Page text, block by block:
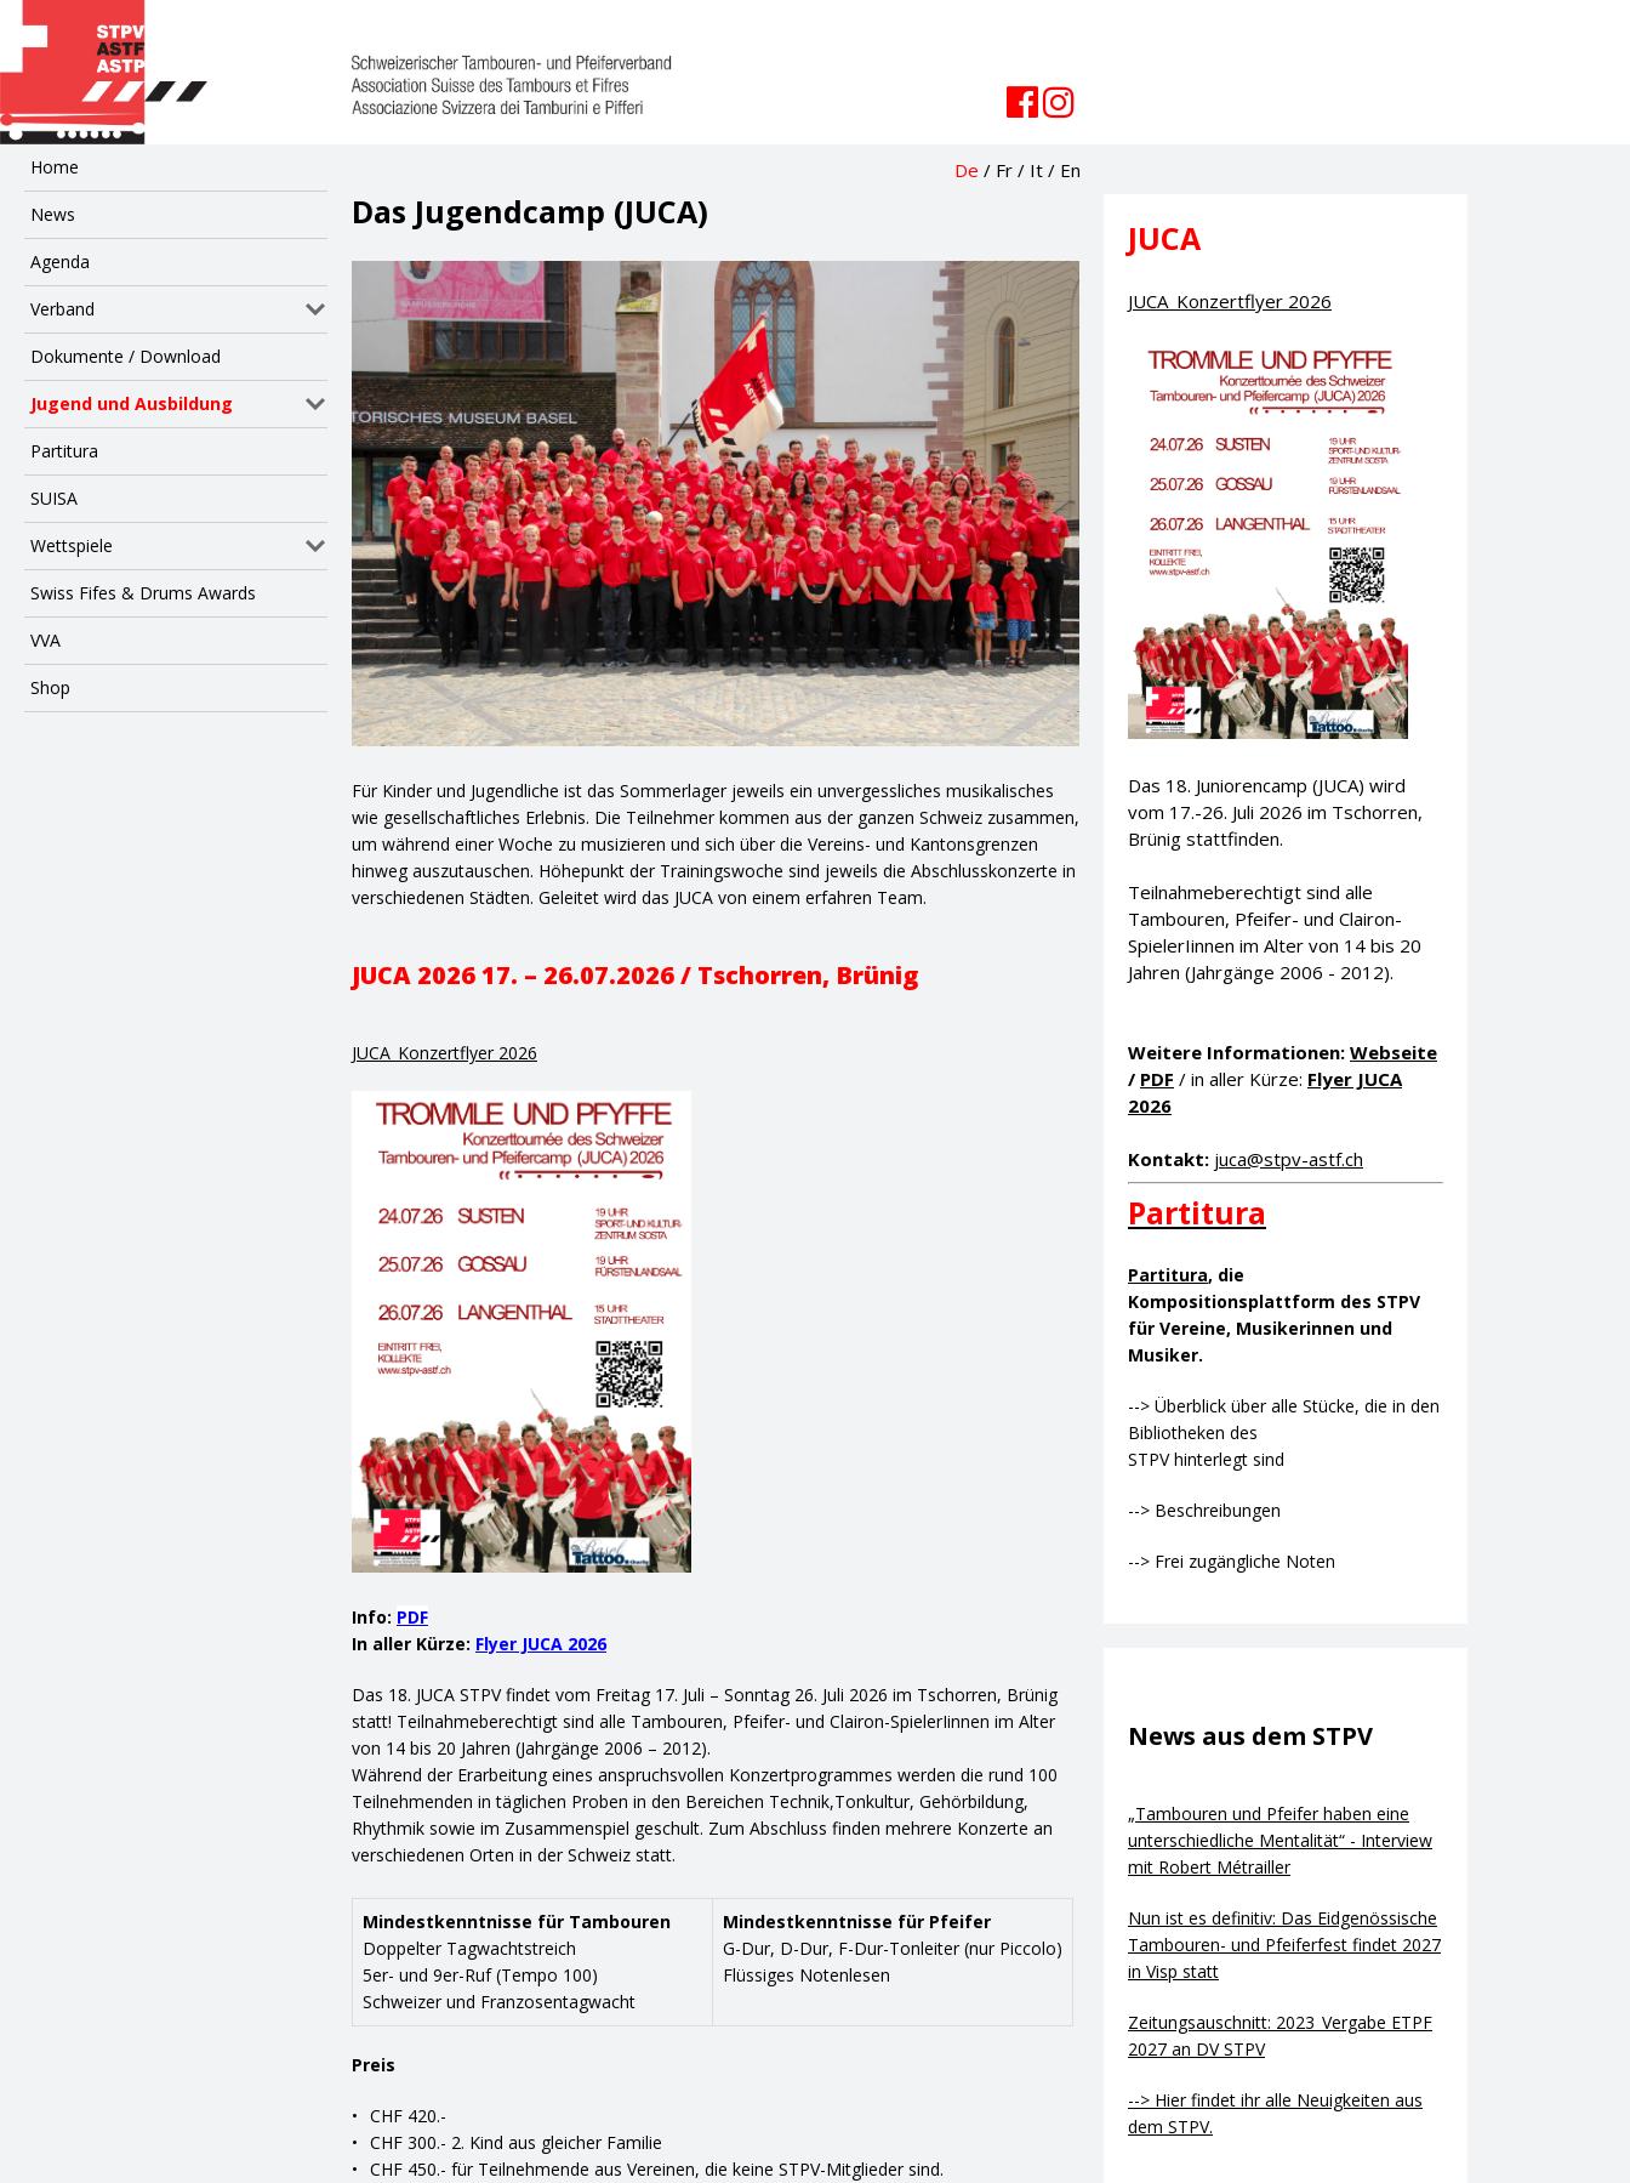
Home
News
Agenda
Verband
Dokumente / Download
Jugend und Ausbildung
Partitura
SUISA
Wettspiele
Swiss Fifes & Drums Awards
VVA
Shop
De / Fr / It / En
Das Jugendcamp (JUCA)
Für Kinder und Jugendliche ist das Sommerlager jeweils ein unvergessliches musikalisches
wie gesellschaftliches Erlebnis. Die Teilnehmer kommen aus der ganzen Schweiz zusammen,
um während einer Woche zu musizieren und sich über die Vereins- und Kantonsgrenzen
hinweg auszutauschen. Höhepunkt der Trainingswoche sind jeweils die Abschlusskonzerte in
verschiedenen Städten. Geleitet wird das JUCA von einem erfahren Team.
JUCA 2026 17. – 26.07.2026 / Tschorren, Brünig
JUCA_Konzertflyer 2026
Info: PDF
In aller Kürze: Flyer JUCA 2026
Das 18. JUCA STPV findet vom Freitag 17. Juli – Sonntag 26. Juli 2026 im Tschorren, Brünig
statt! Teilnahmeberechtigt sind alle Tambouren, Pfeifer- und Clairon-SpielerIinnen im Alter
von 14 bis 20 Jahren (Jahrgänge 2006 – 2012).
Während der Erarbeitung eines anspruchsvollen Konzertprogrammes werden die rund 100
Teilnehmenden in täglichen Proben in den Bereichen Technik,Tonkultur, Gehörbildung,
Rhythmik sowie im Zusammenspiel geschult. Zum Abschluss finden mehrere Konzerte an
verschiedenen Orten in der Schweiz statt.
Mindestkenntnisse für Tambouren
Doppelter Tagwachtstreich
5er- und 9er-Ruf (Tempo 100)
Schweizer und Franzosentagwacht
Mindestkenntnisse für Pfeifer
G-Dur, D-Dur, F-Dur-Tonleiter (nur Piccolo)
Flüssiges Notenlesen
Preis
CHF 420.-
CHF 300.- 2. Kind aus gleicher Familie
CHF 450.- für Teilnehmende aus Vereinen, die keine STPV-Mitglieder sind.
JUCA
JUCA_Konzertflyer 2026
Das 18. Juniorencamp (JUCA) wird
vom 17.-26. Juli 2026 im Tschorren,
Brünig stattfinden.
Teilnahmeberechtigt sind alle
Tambouren, Pfeifer- und Clairon-
SpielerIinnen im Alter von 14 bis 20
Jahren (Jahrgänge 2006 - 2012).
Weitere Informationen: Webseite
/ PDF / in aller Kürze: Flyer JUCA
2026
Kontakt: juca@stpv-astf.ch
Partitura
Partitura, die
Kompositionsplattform des STPV
für Vereine, Musikerinnen und
Musiker.
--> Überblick über alle Stücke, die in den
Bibliotheken des
STPV hinterlegt sind
--> Beschreibungen
--> Frei zugängliche Noten
News aus dem STPV
„Tambouren und Pfeifer haben eine
unterschiedliche Mentalität“ - Interview
mit Robert Métrailler
Nun ist es definitiv: Das Eidgenössische
Tambouren- und Pfeiferfest findet 2027
in Visp statt
Zeitungsauschnitt: 2023_Vergabe ETPF
2027 an DV STPV
--> Hier findet ihr alle Neuigkeiten aus
dem STPV.